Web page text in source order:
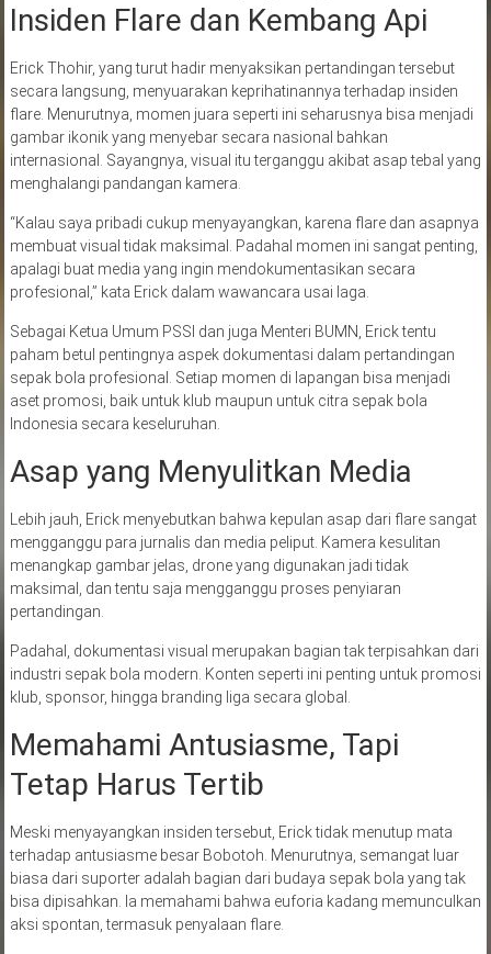
Insiden Flare dan Kembang Api
Erick Thohir, yang turut hadir menyaksikan pertandingan tersebut
secara langsung, menyuarakan keprihatinannya terhadap insiden
flare. Menurutnya, momen juara seperti ini seharusnya bisa menjadi
gambar ikonik yang menyebar secara nasional bahkan
internasional. Sayangnya, visual itu terganggu akibat asap tebal yang
menghalangi pandangan kamera.
“Kalau saya pribadi cukup menyayangkan, karena flare dan asapnya
membuat visual tidak maksimal. Padahal momen ini sangat penting,
apalagi buat media yang ingin mendokumentasikan secara
profesional,” kata Erick dalam wawancara usai laga.
Sebagai Ketua Umum PSSI dan juga Menteri BUMN, Erick tentu
paham betul pentingnya aspek dokumentasi dalam pertandingan
sepak bola profesional. Setiap momen di lapangan bisa menjadi
aset promosi, baik untuk klub maupun untuk citra sepak bola
Indonesia secara keseluruhan.
Asap yang Menyulitkan Media
Lebih jauh, Erick menyebutkan bahwa kepulan asap dari flare sangat
mengganggu para jurnalis dan media peliput. Kamera kesulitan
menangkap gambar jelas, drone yang digunakan jadi tidak
maksimal, dan tentu saja mengganggu proses penyiaran
pertandingan.
Padahal, dokumentasi visual merupakan bagian tak terpisahkan dari
industri sepak bola modern. Konten seperti ini penting untuk promosi
klub, sponsor, hingga branding liga secara global.
Memahami Antusiasme, Tapi
Tetap Harus Tertib
Meski menyayangkan insiden tersebut, Erick tidak menutup mata
terhadap antusiasme besar Bobotoh. Menurutnya, semangat luar
biasa dari suporter adalah bagian dari budaya sepak bola yang tak
bisa dipisahkan. Ia memahami bahwa euforia kadang memunculkan
aksi spontan, termasuk penyalaan flare.